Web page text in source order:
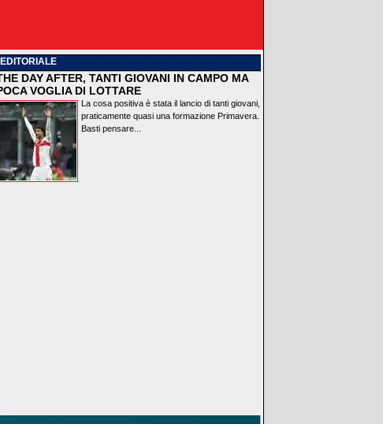
EDITORIALE
DAY AFTER, TANTI GIOVANI IN CAMPO MA
VOGLIA DI LOTTARE
La cosa positiva è stata il lancio di tanti giovani,
praticamente quasi una formazione Primavera.
Basti pensare...